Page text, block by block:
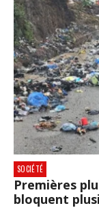
SOCIÉTÉ
Premières
bloquent